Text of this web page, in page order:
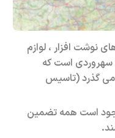
نوشت افزار ، لوازم
سهروردی است که
آن می گذرد (تاسیس
است همه تضمین